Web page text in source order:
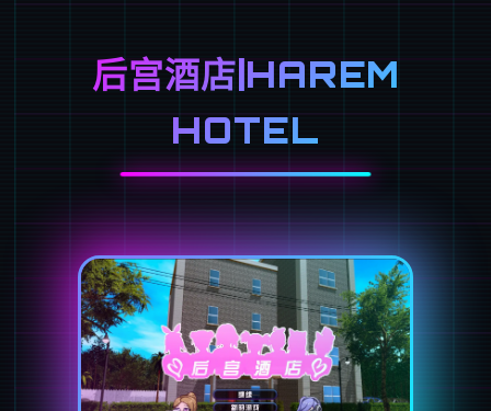
后宫酒店|HAREM
HOTEL